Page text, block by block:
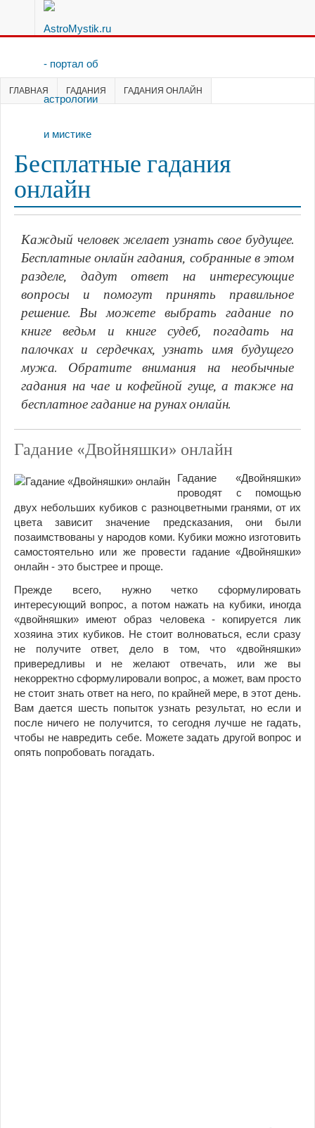
ГЛАВНАЯ ГАДАНИЯ ГАДАНИЯ ОНЛАЙН
Бесплатные гадания
онлайн
Каждый человек желает узнать свое будущее.
Бесплатные онлайн гадания, собранные в этом
разделе, дадут ответ на интересующие
вопросы и помогут принять правильное
решение. Вы можете выбрать гадание по
книге ведьм и книге судеб, погадать на
палочках и сердечках, узнать имя будущего
мужа. Обратите внимания на необычные
гадания на чае и кофейной гуще, а также на
бесплатное гадание на рунах онлайн.
Гадание «Двойняшки» онлайн
Гадание «Двойняшки»
проводят с помощью
двух небольших кубиков с разноцветными гранями, от их
цвета зависит значение предсказания, они были
позаимствованы у народов коми. Кубики можно изготовить
самостоятельно или же провести гадание «Двойняшки»
онлайн - это быстрее и проще.
Прежде всего, нужно четко сформулировать
интересующий вопрос, а потом нажать на кубики, иногда
«двойняшки» имеют образ человека - копируется лик
хозяина этих кубиков. Не стоит волноваться, если сразу
не получите ответ, дело в том, что «двойняшки»
привередливы и не желают отвечать, или же вы
некорректно сформулировали вопрос, а может, вам просто
не стоит знать ответ на него, по крайней мере, в этот день.
Вам дается шесть попыток узнать результат, но если и
после ничего не получится, то сегодня лучше не гадать,
чтобы не навредить себе. Можете задать другой вопрос и
опять попробовать погадать.